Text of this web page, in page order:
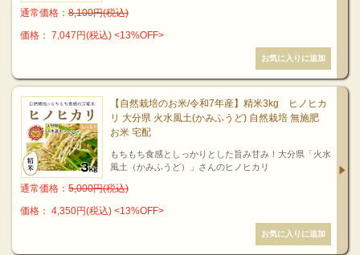
通常価格： 8,100円(税込)
価格： 7,047円(税込) <13%OFF>
【自然栽培のお米/令和7年産】精米3kg ヒノヒカ
リ 大分県 火水風土(かみふうど) 自然栽培 無施肥
お米 宅配
もちもち食感としっかりとした旨み甘み！大分県「火水
風土（かみふうど）」さんのヒノヒカリ
通常価格： 5,000円(税込)
価格： 4,350円(税込) <13%OFF>